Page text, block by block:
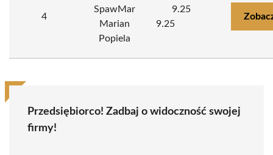
4
SpawMar
Marian
Popiela
9.25
9.25
Przedsiębiorco! Zadbaj o widoczność swojej
firmy!